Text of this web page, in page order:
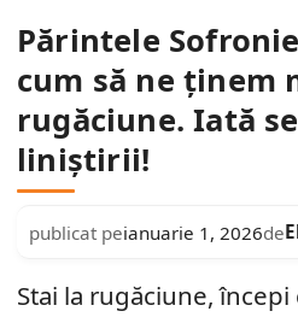
Părintele
cum să ne ținem
rugăciune. Iată
liniștirii!
publicat peianuarie 1, 2026de
Stai la rugăciune,